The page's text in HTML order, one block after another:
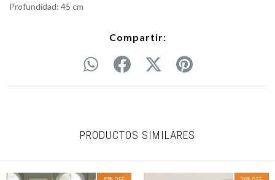
Profundidad: 45 cm
Compartir:
PRODUCTOS SIMILARES